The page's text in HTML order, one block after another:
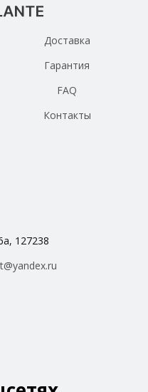
Доставка
Гарантия
FAQ
Контакты
127238